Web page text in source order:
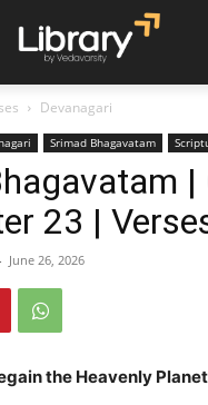
Devanagari
Srimad Bhagavatam
|
23 |
June 26, 2026
the Heavenly